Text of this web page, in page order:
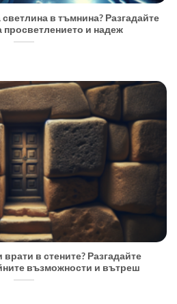
в тъмнина? Разгадайте
просветлението и надеж
в стените? Разгадайте
възможности и вътреш